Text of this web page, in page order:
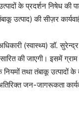
के प्रदर्शन निषेध की
उत्पाद) की सीज़र
(स्वास्थ्य) डॉ.
की जाएगी। इसमें
तथा तंबाकू उत्पादों
जन-जागरूकता